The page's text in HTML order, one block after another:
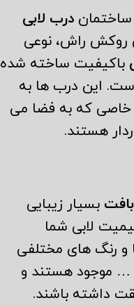
ساختمان درب لابی
روکش راش، نوعی
باکیفیت ساخته شده
این درب ها به
خاصی که به فضا می
هستند.
بافت بسیار زیبایی
لابی شما
و رنگ های مختلفی
… موجود هستند و
داشته باشند.